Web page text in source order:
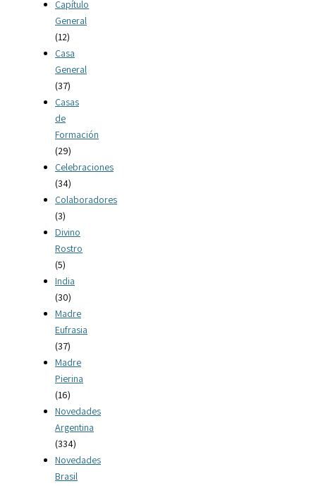
Capítulo
General
(12)
Casa
General
(37)
Casas
de
Formación
(29)
Celebraciones
(34)
Colaboradores
(3)
Divino
Rostro
(5)
India
(30)
Madre
Eufrasia
(37)
Madre
Pierina
(16)
Novedades
Argentina
(334)
Novedades
Brasil